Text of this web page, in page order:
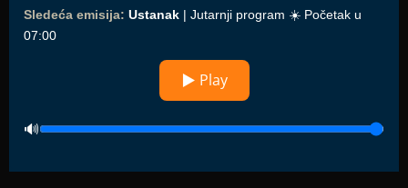
Sledeća emisija: Ustanak | Jutarnji program ☀️ Početak u
07:00
▶ Play